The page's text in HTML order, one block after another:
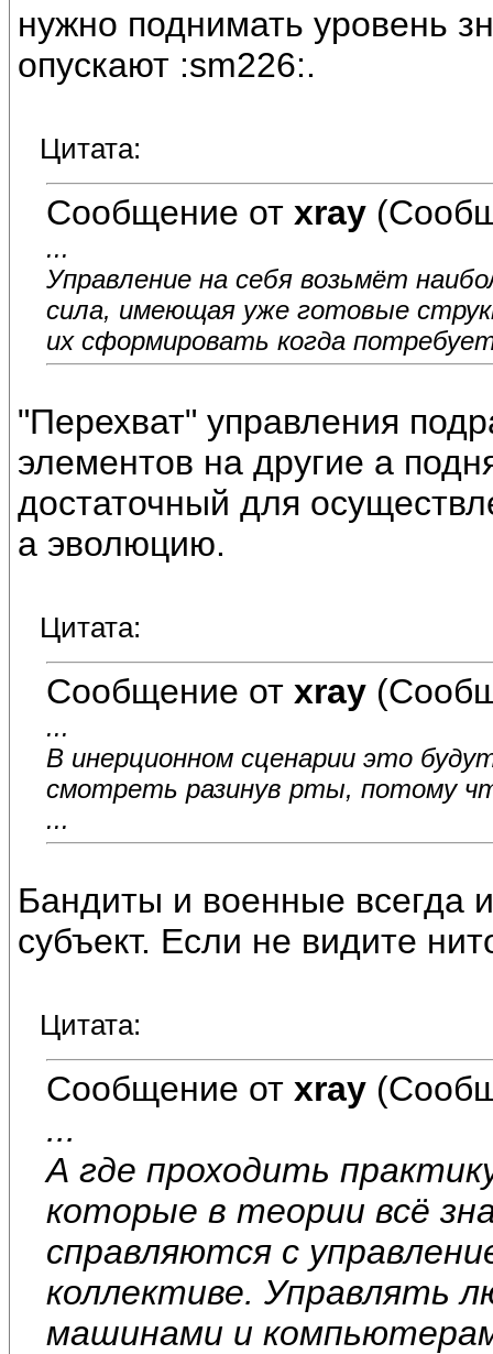
нужно поднимать уровень
опускают :sm226:.
Цитата:
Сообщение от xray
...
Управление на себя возьмёт
сила, имеющая уже готовые
их сформировать когда
"Перехват" управления
элементов на другие а
достаточный для
а эволюцию.
Цитата:
Сообщение от xray
...
В инерционном сценарии это
смотреть разинув рты, потому
...
Бандиты и военные всегда
субъект. Если не видите
Цитата:
Сообщение от xray
...
А где проходить
которые в теории всё
справляются с
коллективе. Управлять
машинами и